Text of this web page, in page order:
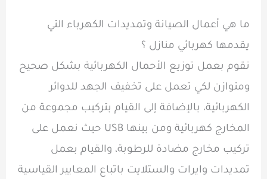
ما هي أعمال الصيانة وتمديدات الكهرباء التي
يقدمها كهربائي منازل ؟
نقوم بعمل توزيع الأحمال الكهربائية بشكل صحيح
ومتوازن لكي تعمل على تخفيف الجهد للدوائر
الكهربائية، بالإضافة إلى القيام بتركيب مجموعة من
المخارج كهربائية ومن بينها USB حيث نعمل على
تركيب مخارج مضادة للرطوبة، والقيام بعمل
تمديدات وايرات والستلايت باتباع المعايير القياسية